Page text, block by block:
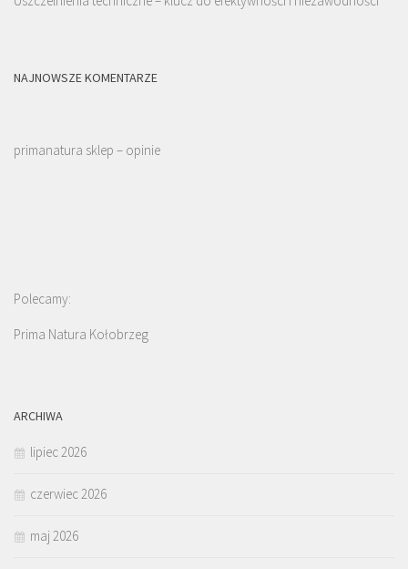
NAJNOWSZE KOMENTARZE
primanatura sklep – opinie
Polecamy:
Prima Natura Kołobrzeg
ARCHIWA
lipiec 2026
czerwiec 2026
maj 2026